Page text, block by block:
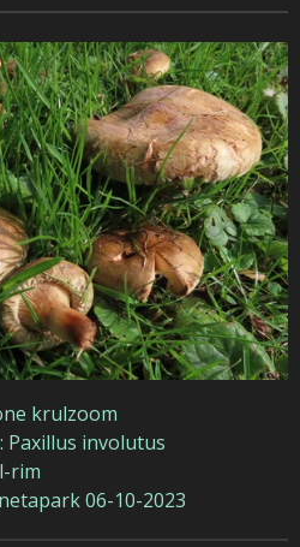
krulzoom
Paxillus involutus
rim
06-10-2023